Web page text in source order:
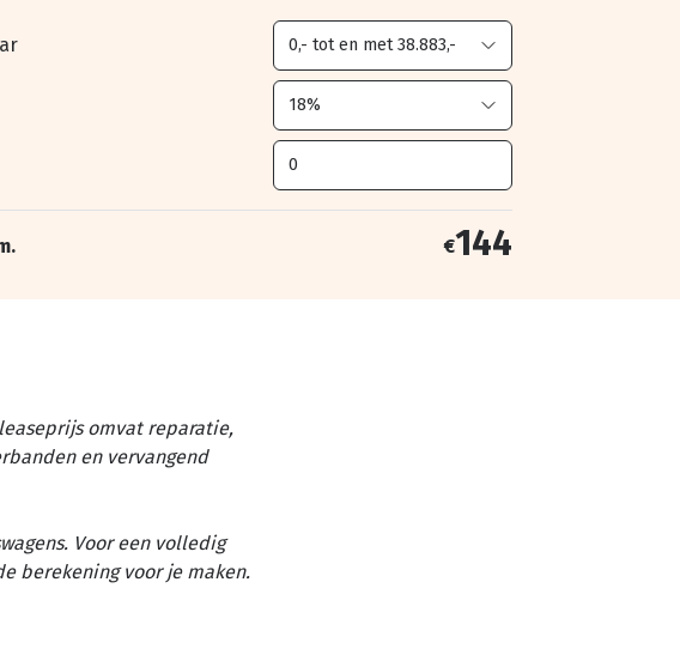
€144
omvat reparatie,
en vervangend
Voor een volledig
berekening voor je maken.